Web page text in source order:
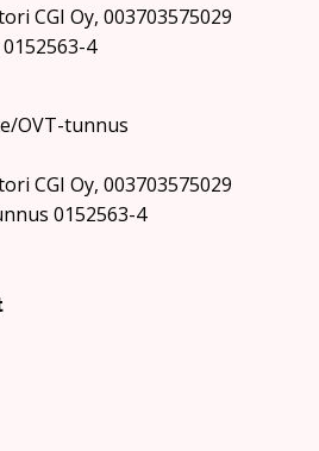
CGI Oy, 003703575029
4
OVT-tunnus
CGI Oy, 003703575029
0152563-4